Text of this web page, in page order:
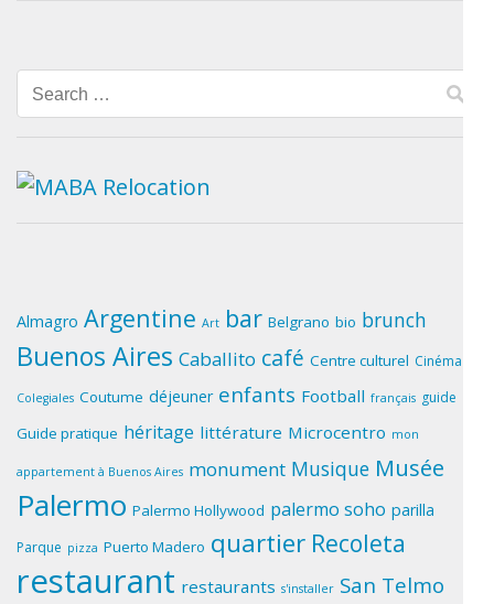
Search
for:
Almagro Argentine Art bar Belgrano bio brunch
Buenos Aires Caballito café Centre culturel Cinéma
Colegiales Coutume déjeuner enfants Football français guide
Guide pratique héritage littérature Microcentro mon
appartement à Buenos Aires monument Musique Musée
Palermo Palermo Hollywood palermo soho parilla
Parque pizza Puerto Madero quartier Recoleta
restaurant restaurants s'installer San Telmo